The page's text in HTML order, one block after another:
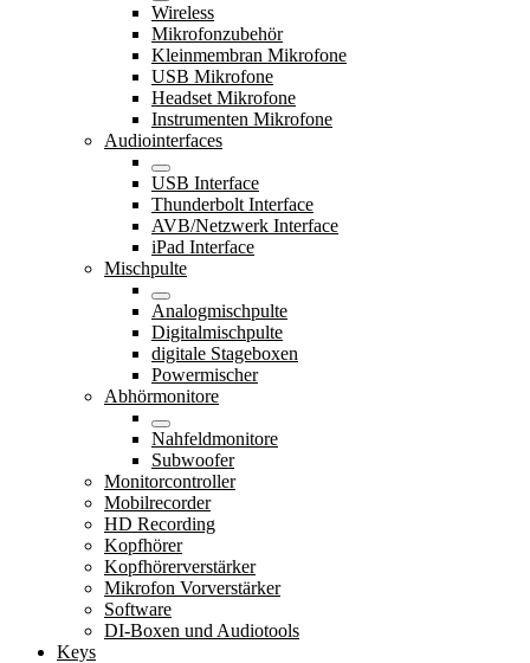
Wireless
Mikrofonzubehör
Kleinmembran Mikrofone
USB Mikrofone
Headset Mikrofone
Instrumenten Mikrofone
Audiointerfaces
USB Interface
Thunderbolt Interface
AVB/Netzwerk Interface
iPad Interface
Mischpulte
Analogmischpulte
Digitalmischpulte
digitale Stageboxen
Powermischer
Abhörmonitore
Nahfeldmonitore
Subwoofer
Monitorcontroller
Mobilrecorder
HD Recording
Kopfhörer
Kopfhörerverstärker
Mikrofon Vorverstärker
Software
DI-Boxen und Audiotools
Keys